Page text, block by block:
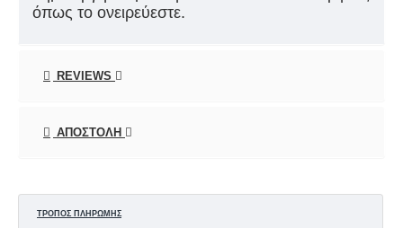
όπως το ονειρεύεστε.
REVIEWS
ΑΠΟΣΤΟΛΉ
ΤΡΌΠΟΣ ΠΛΗΡΩΜΉΣ